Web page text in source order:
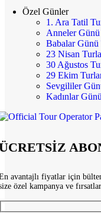
Özel Günler
1. Ara Tatil
Anneler Günü
Babalar Günü
23 Nisan
30 Ağustos
29 Ekim
Sevgililer
Kadınlar
avantajlı fiyatlar için
özel kampanya ve